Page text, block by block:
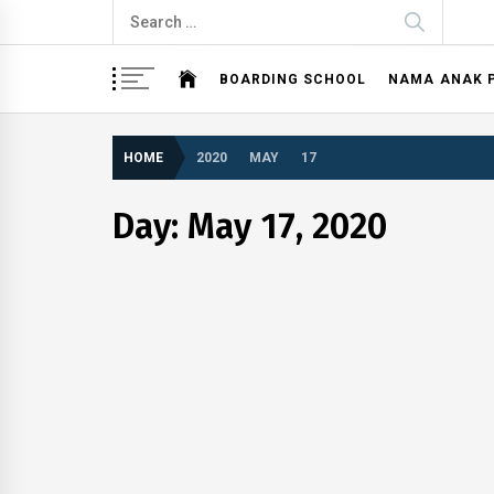
to
Search
for:
BOARDING SCHOOL NAMA ANAK
HOME 2020 MAY 17
Day: May 17, 2020